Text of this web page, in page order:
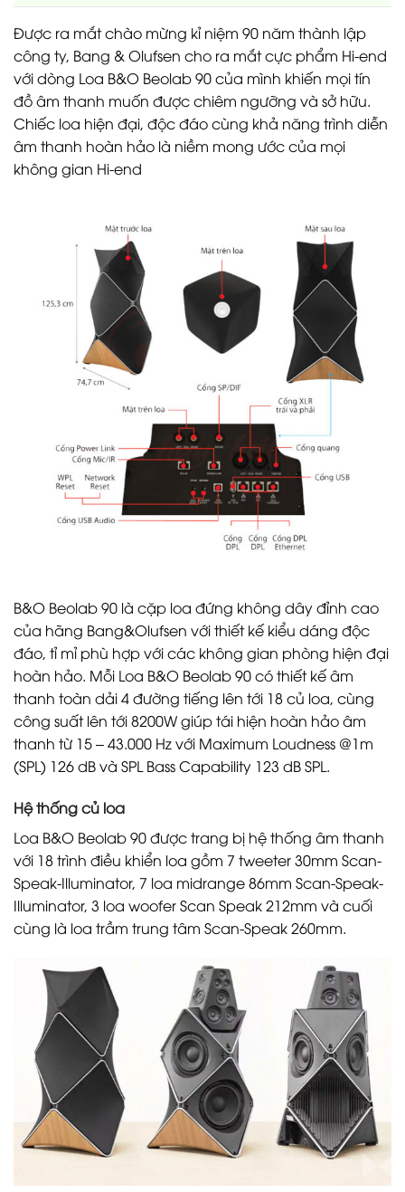
Được ra mắt chào mừng kỉ niệm 90 năm thành lập
công ty, Bang & Olufsen cho ra mắt cực phẩm Hi-end
với dòng Loa B&O Beolab 90 của mình khiến mọi tín
đồ âm thanh muốn được chiêm ngưỡng và sở hữu.
Chiếc loa hiện đại, độc đáo cùng khả năng trình diễn
âm thanh hoàn hảo là niềm mong ước của mọi
không gian Hi-end
B&O Beolab 90 là cặp loa đứng không dây đỉnh cao
của hãng Bang&Olufsen với thiết kế kiểu dáng độc
đáo, tỉ mỉ phù hợp với các không gian phòng hiện đại
hoàn hảo. Mỗi Loa B&O Beolab 90 có thiết kế âm
thanh toàn dải 4 đường tiếng lên tới 18 củ loa, cùng
công suất lên tới 8200W giúp tái hiện hoàn hảo âm
thanh từ 15 – 43.000 Hz với Maximum Loudness @1m
(SPL) 126 dB và SPL Bass Capability 123 dB SPL.
Hệ thống củ loa
Loa B&O Beolab 90 được trang bị hệ thống âm thanh
với 18 trình điều khiển loa gồm 7 tweeter 30mm Scan-
Speak-Illuminator, 7 loa midrange 86mm Scan-Speak-
Illuminator, 3 loa woofer Scan Speak 212mm và cuối
cùng là loa trầm trung tâm Scan-Speak 260mm.